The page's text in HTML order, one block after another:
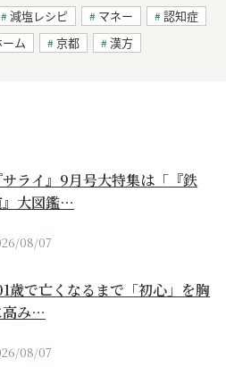
減塩レシピ マネー
認知症
ム 京都 漢方
サライ』9月号大特集は「『鉄
』大図鑑…
08/07
歳で亡くなるまで「初心」を胸
高み…
08/07